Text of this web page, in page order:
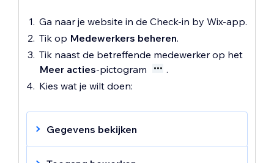
Ga naar je website in de Check-in by Wix-app.
Tik op Medewerkers beheren.
Tik naast de betreffende medewerker op het
Meer acties-pictogram
.
Kies wat je wilt doen:
Gegevens bekijken
Tik opGegevens bekijkenom de
gegevens van je medewerker te zien,